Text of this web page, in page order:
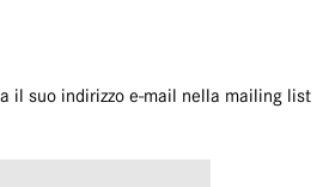
il suo indirizzo e-mail nella mailing list